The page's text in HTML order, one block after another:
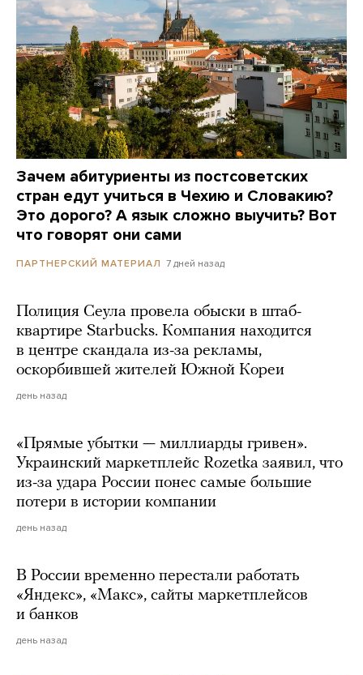
Зачем абитуриенты из постсоветских
стран едут учиться в Чехию и Словакию?
Это дорого? А язык сложно выучить? Вот
что говорят они сами
ПАРТНЕРСКИЙ МАТЕРИАЛ 7 дней назад
Полиция Сеула провела обыски в штаб-
квартире Starbucks. Компания находится
в центре скандала из-за рекламы,
оскорбившей жителей Южной Кореи
день назад
«Прямые убытки — миллиарды гривен».
Украинский маркетплейс Rozetka заявил, что
из-за удара России понес самые большие
потери в истории компании
день назад
В России временно перестали работать
«Яндекс», «Макс», сайты маркетплейсов
и банков
день назад